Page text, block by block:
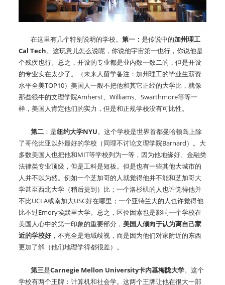
在这里有几个特别说明的学校。 第一： 是传说中的加州理工
Cal Tech。这玩意儿怎么说呢，你说他宇宙第一也行，你说他是
个残疾也行。总之，开设的专业都是业内数一数二的，但是开设
的专业实在太少了。（未来人留学备注：加州理工的毕业生薪资
水平全美TOP10）美国人一般不把他和其它正经的大学比，就像
那些很牛的文理学院Amherst、Williams、Swarthmore等等一
样，美国人肯定他们的实力，但是和正规学校没有可比性。
第二 ：是纽约大学NYU。这个学校是世界首都曼哈顿岛上除
了哥伦比亚以外最好的学校（同理不讨论文理学院Barnard）。大
多数美国人也把他和MIT等学校列为一等，因为他地缘好、金融类
法律类专业顶级，但是工科是短板。但是也有一些其他大城市的
人并不以为然。例如一个芝加哥的人就觉得他并不能和芝加哥大
学甚至西北大学（稍后提到）比；一个洛杉矶的人也许觉得他并
不比UCLA或南加大USC好在哪里；一个亚特兰大的人也许觉得他
比不过Emory埃默里大学。总之，区位因素也是影响一个学校在
美国人心中的第一印象的重要部分， 美国人倾向于认为离自己家
近的学校好，不完全是地域歧视，而是因为他们对家附近的东西
更加了解（他们地理学得都很差）。
第三是Carnegie Mellon University卡内基梅陇大学。这个
学校有两个王牌：计算机和社会学。这两个王牌让他在很大一部